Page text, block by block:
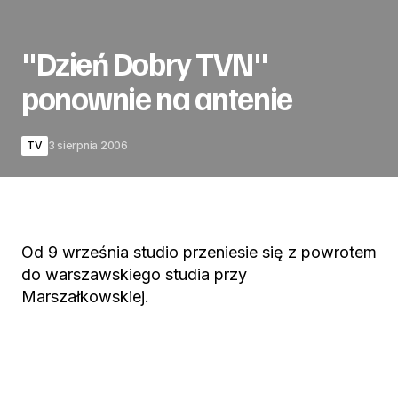
"Dzień Dobry TVN"
ponownie na antenie
TV 3 sierpnia 2006
Od 9 września studio przeniesie się z powrotem
do warszawskiego studia przy
Marszałkowskiej.